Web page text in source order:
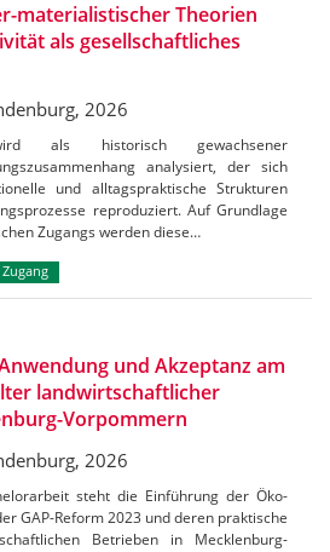
materialistischer Theorien
als gesellschaftliches
2026
als historisch gewachsener
analysiert, der sich
und alltagspraktische Strukturen
reproduziert. Auf Grundlage
Zugangs werden diese…
Zugang
und Akzeptanz am
landwirtschaftlicher
Vorpommern
2026
steht die Einführung der Öko-
GAP-Reform 2023 und deren praktische
Betrieben in Mecklenburg-